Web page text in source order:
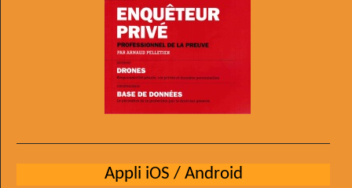
Appli iOS / Android